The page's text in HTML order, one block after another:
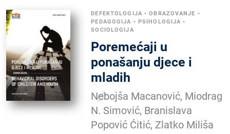
DEFEKTOLOGIJA •OBRAZOVANJE •
PEDAGOGIJA • PSIHOLOGIJA •
SOCIOLOGIJA
Poremećaji u
ponašanju djece i
mladih
Nebojša Macanović, Miodrag
N. Simović, Branislava
Popović Ćitić, Zlatko Miliša